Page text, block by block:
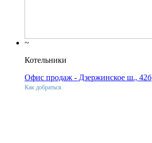
~
Котельники
Офис продаж - Дзержинское ш., 42б
Как добраться